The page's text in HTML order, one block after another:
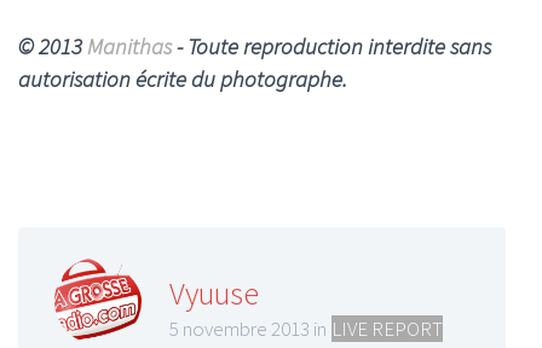
© 2013 Manithas- Toute reproduction interdite sans
autorisation écrite du photographe.
Vyuuse
5 novembre 2013 in LIVE REPORT